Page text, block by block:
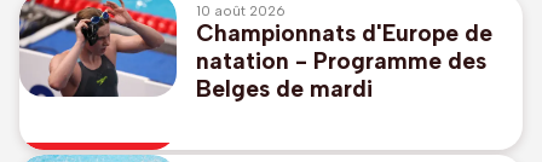
10 août 2026
Championnats d'Europe de
natation - Programme des
Belges de mardi